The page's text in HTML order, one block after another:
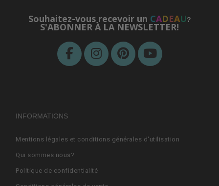
Souhaitez-vous recevoir un CADEAU?
S'ABONNER À LA NEWSLETTER!
INFORMATIONS
Mentions légales et conditions générales d'utilisation
Qui sommes nous?
Politique de confidentialité